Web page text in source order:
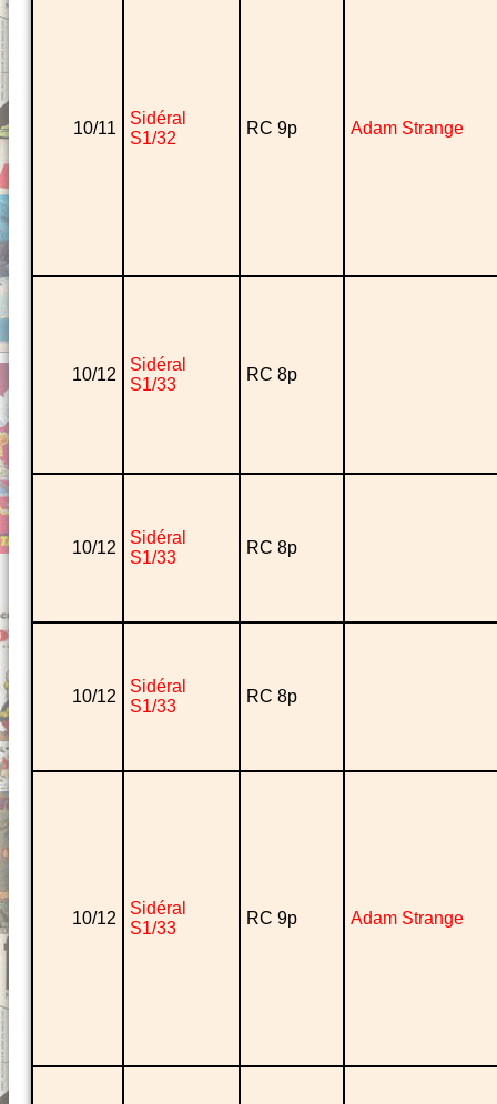
10/11
Sidéral
S1/32
RC 9p Adam Strange
10/12
Sidéral
S1/33
RC 8p
10/12
Sidéral
S1/33
RC 8p
10/12
Sidéral
S1/33
RC 8p
10/12
Sidéral
S1/33
RC 9p Adam Strange